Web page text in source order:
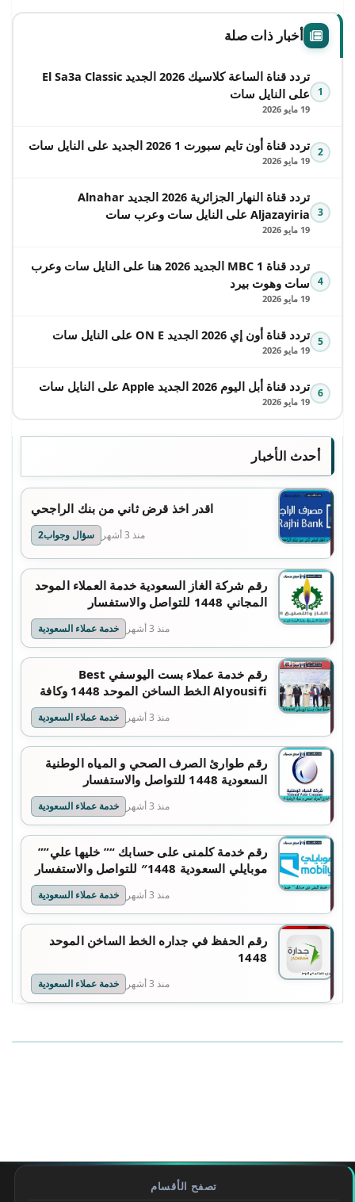
أخبار ذات صلة
1
تردد قناة الساعة كلاسيك 2026 الجديد El Sa3a Classic
على النايل سات
19 مايو 2026
2 تردد قناة أون تايم سبورت 1 2026 الجديد على النايل سات
19 مايو 2026
3
تردد قناة النهار الجزائرية 2026 الجديد Alnahar
Aljazayiria على النايل سات وعرب سات
19 مايو 2026
4
تردد قناة MBC 1 الجديد 2026 هنا على النايل سات وعرب
سات وهوت بيرد
19 مايو 2026
5 تردد قناة أون إي 2026 الجديد ON E على النايل سات
19 مايو 2026
6 تردد قناة أبل اليوم 2026 الجديد Apple على النايل سات
19 مايو 2026
أحدث الأخبار
اقدر اخذ قرض ثاني من بنك الراجحي
منذ 3 أشهر سؤال وجواب2
رقم شركة الغاز السعودية خدمة العملاء الموحد
المجاني 1448 للتواصل والاستفسار
منذ 3 أشهر خدمة عملاء السعودية
رقم خدمة عملاء بست اليوسفي Best
Alyousifi الخط الساخن الموحد 1448 وكافة
منذ 3 أشهر خدمة عملاء السعودية
رقم طوارئ الصرف الصحي و المياه الوطنية
السعودية 1448 للتواصل والاستفسار
منذ 3 أشهر خدمة عملاء السعودية
رقم خدمة كلمنى على حسابك “” خليها علي””
موبايلي السعودية 1448″ للتواصل والاستفسار
منذ 3 أشهر خدمة عملاء السعودية
رقم الحفظ في جداره الخط الساخن الموحد
1448
منذ 3 أشهر خدمة عملاء السعودية
تصفح الأقسام